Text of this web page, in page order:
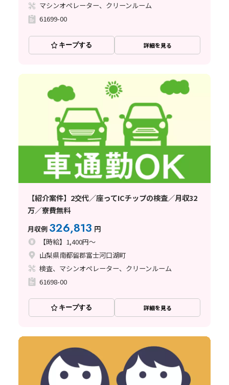
マシンオペレーター、クリーンルーム
61699-00
キープする 詳細を見る
【紹介案件】2交代／座ってICチップの検査／月収32
万／寮費無料
月収例 326,813 円
【時給】1,400円～
山梨県南都留郡富士河口湖町
検査、マシンオペレーター、クリーンルーム
61698-00
キープする 詳細を見る